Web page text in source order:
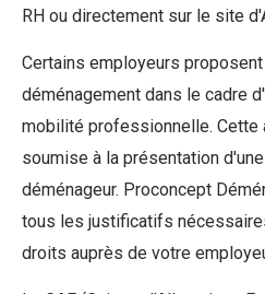
RH ou directement sur le site
Certains employeurs
déménagement dans le cadre
mobilité professionnelle. Cette
soumise à la présentation
déménageur. Proconcept
tous les justificatifs
droits auprès de votre